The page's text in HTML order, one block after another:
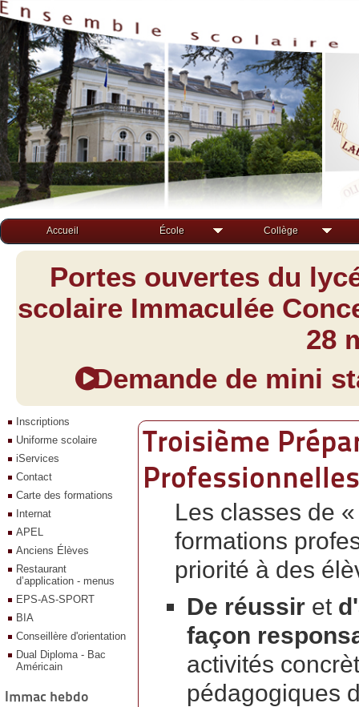
Accueil École Collège
Portes ouvertes du
scolaire Immaculée
28
Demande de mini
Inscriptions
Uniforme scolaire
iServices
Contact
Carte des formations
Internat
APEL
Anciens Élèves
Restaurant
d’application - menus
EPS-AS-SPORT
BIA
Conseillère d'orientation
Dual Diploma - Bac
Américain
Immac hebdo
Troisième
Professionnelles
Les classes de
formations
priorité à des
De réussiret
façon
activités
pédagogiques